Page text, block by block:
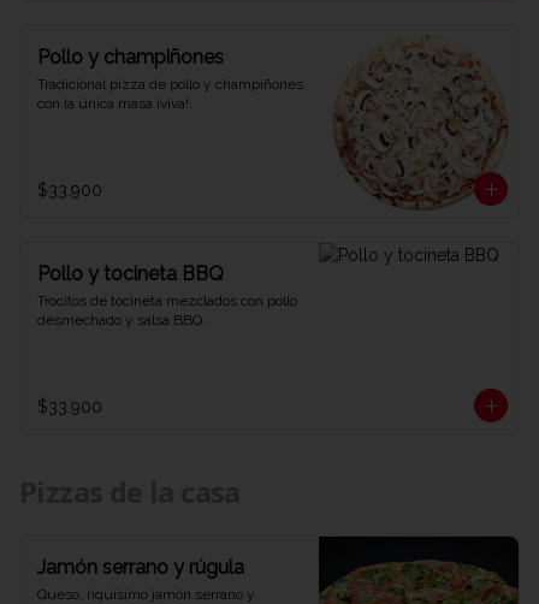
Pollo y champiñones
Tradicional pizza de pollo y champiñones
con la única masa ¡viva!.
$33.900
Pollo y tocineta BBQ
Trocitos de tocineta mezclados con pollo
desmechado y salsa BBQ.
$33.900
Jamón serrano y rúgula
Queso, riquísimo jamón serrano y